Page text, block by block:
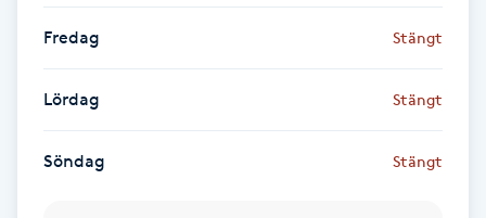
Gruppträning
Gua Sha-massage
Fredag Stängt
Lördag Stängt
Söndag Stängt